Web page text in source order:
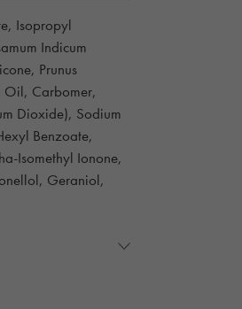
Isopropyl
Indicum
Prunus
Oil, Carbomer,
Dioxide), Sodium
Benzoate,
Isomethyl Ionone,
Geraniol,